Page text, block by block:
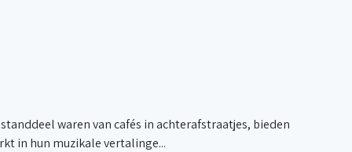
waren van cafés in achterafstraatjes, bieden
in hun muzikale vertalinge...